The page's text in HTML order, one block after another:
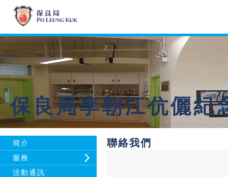
保良局李朝江伉儷紀
簡介
服務
活動通訊
聯絡我們